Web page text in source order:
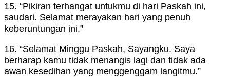
15. “Pikiran terhangat untukmu di hari Paskah ini,
saudari. Selamat merayakan hari yang penuh
keberuntungan ini.”
16. “Selamat Minggu Paskah, Sayangku. Saya
berharap kamu tidak menangis lagi dan tidak ada
awan kesedihan yang menggenggam langitmu.”